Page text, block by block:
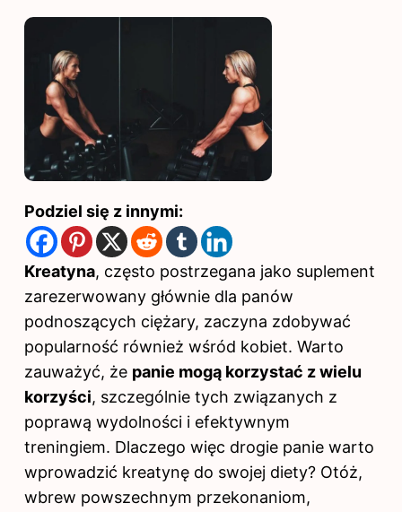
Podziel się z innymi:
Kreatyna, często postrzegana jako suplement
zarezerwowany głównie dla panów
podnoszących ciężary, zaczyna zdobywać
popularność również wśród kobiet. Warto
zauważyć, że panie mogą korzystać z wielu
korzyści, szczególnie tych związanych z
poprawą wydolności i efektywnym
treningiem. Dlaczego więc drogie panie warto
wprowadzić kreatynę do swojej diety? Otóż,
wbrew powszechnym przekonaniom,